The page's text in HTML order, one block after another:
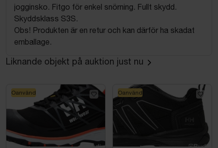
jogginsko. Fitgo för enkel snörning. Fullt skydd.
Skyddsklass S3S.
Obs! Produkten är en retur och kan därför ha skadat
emballage.
Liknande objekt på auktion just nu
Oanvänd Oanvänd